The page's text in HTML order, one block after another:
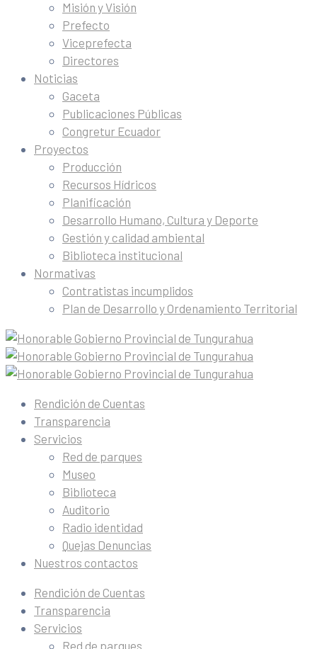
Misión y Visión
Prefecto
Viceprefecta
Directores
Noticias
Gaceta
Publicaciones Públicas
Congretur Ecuador
Proyectos
Producción
Recursos Hídricos
Planificación
Desarrollo Humano, Cultura y Deporte
Gestión y calidad ambiental
Biblioteca institucional
Normativas
Contratistas incumplidos
Plan de Desarrollo y Ordenamiento Territorial
Rendición de Cuentas
Transparencia
Servicios
Red de parques
Museo
Biblioteca
Auditorio
Radio identidad
Quejas Denuncias
Nuestros contactos
Rendición de Cuentas
Transparencia
Servicios
Red de parques